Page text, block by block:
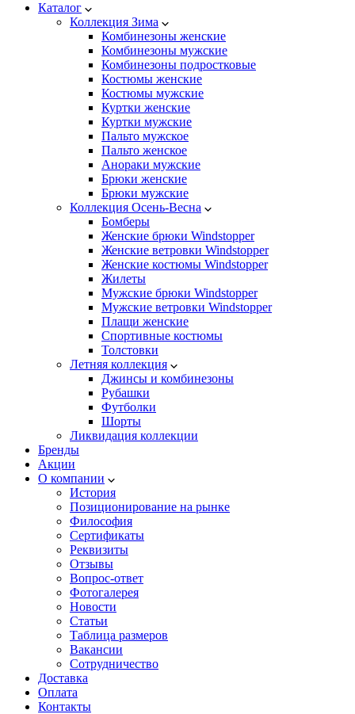
Каталог
Коллекция Зима
Комбинезоны женские
Комбинезоны мужские
Комбинезоны подростковые
Костюмы женские
Костюмы мужские
Куртки женские
Куртки мужские
Пальто мужское
Пальто женское
Анораки мужские
Брюки женские
Брюки мужские
Коллекция Осень-Весна
Бомберы
Женские брюки Windstopper
Женские ветровки Windstopper
Женские костюмы Windstopper
Жилеты
Мужские брюки Windstopper
Мужские ветровки Windstopper
Плащи женские
Спортивные костюмы
Толстовки
Летняя коллекция
Джинсы и комбинезоны
Рубашки
Футболки
Шорты
Ликвидация коллекции
Бренды
Акции
О компании
История
Позиционирование на рынке
Философия
Сертификаты
Реквизиты
Отзывы
Вопрос-ответ
Фотогалерея
Новости
Статьи
Таблица размеров
Вакансии
Сотрудничество
Доставка
Оплата
Контакты